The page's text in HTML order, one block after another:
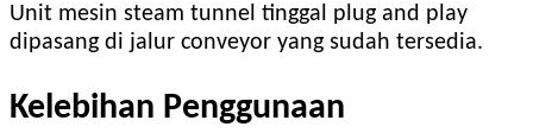
Unit mesin steam tunnel tinggal plug and play
dipasang di jalur conveyor yang sudah tersedia.
Kelebihan Penggunaan